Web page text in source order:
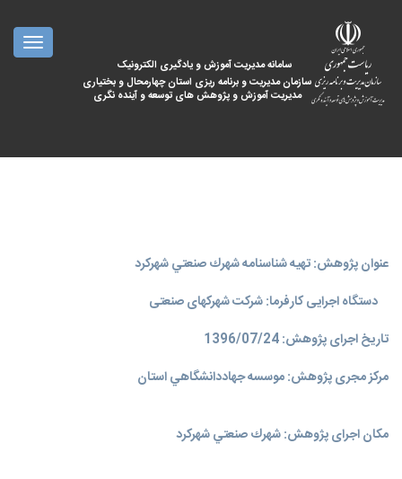
سامانه مدیریت آموزش و یادگیری الکترونیک
سازمان مدیریت و برنامه ریزی استان چهارمحال و بختیاری
مدیریت آموزش و پژوهش های توسعه و آینده نگری
عنوان پژوهش: تهيه شناسنامه شهرك صنعتي شهركرد
دستگاه اجرایی کارفرما: شرکت شهرکهای صنعتی
تاریخ اجرای پژوهش: 1396/07/24
مرکز مجری پژوهش: موسسه جهاددانشگاهي استان
مکان اجرای پژوهش: شهرك صنعتي شهركرد